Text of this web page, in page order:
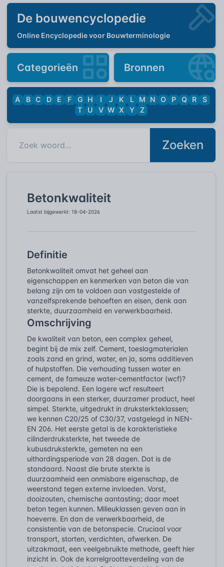
De bouwencyclopedie
Online Encyclopedie voor Bouwterminologie
Categorieën Bronnen
A B C D E F G H I J K L M N O P Q R
S
T
U V W X Y Z
Zoeken
Betonkwaliteit
Laatst bijgewerkt: 18-04-2026
Definitie
Betonkwaliteit omvat het geheel aan
eigenschappen en kenmerken van beton die van
belang zijn om te voldoen aan vastgestelde of
vanzelfsprekende behoeften en eisen, denk aan
sterkte, duurzaamheid en verwerkbaarheid.
Omschrijving
De kwaliteit van beton, een complex geheel,
begint bij de mix zelf. Cement, toeslagmaterialen
zoals zand en grind, water, en ja, soms additieven
of hulpstoffen. Die verhouding tussen water en
cement, de fameuze water-cementfactor (wcf)?
Die is bepalend. Een lagere wcf resulteert
doorgaans in een sterker, duurzamer product, heel
simpel. Sterkte, uitgedrukt in druksterkteklassen;
we kennen C20/25 of C30/37, vastgelegd in NEN-
EN 206. Het eerste getal is de karakteristieke
cilinderdruksterkte, het tweede de
kubusdruksterkte, gemeten na een
uithardingsperiode van 28 dagen. Dat is de
standaard. Naast die brute sterkte is
duurzaamheid een onmisbare eigenschap, de
weerstand tegen externe invloeden. Vorst,
dooizouten, chemische aantasting; daar moet
beton tegen kunnen. Milieuklassen geven aan in
hoeverre. En dan de verwerkbaarheid, de
consistentie van de betonspecie. Cruciaal voor
transport, storten, verdichten, afwerken. De
uitzakmaat, een veelgebruikte methode, geeft hier
inzicht in. Ook de korrelgrootteverdeling van de